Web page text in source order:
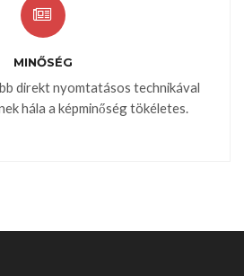
MINŐSÉG
direkt nyomtatásos technikával
hála a képminőség tökéletes.